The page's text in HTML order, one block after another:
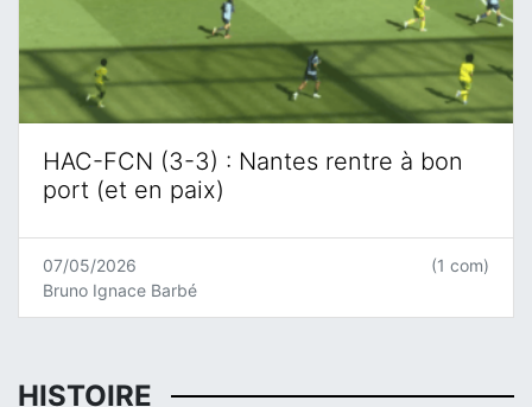
HAC-FCN (3-3) : Nantes rentre à bon
port (et en paix)
07/05/2026
Bruno Ignace Barbé
(1 com)
HISTOIRE